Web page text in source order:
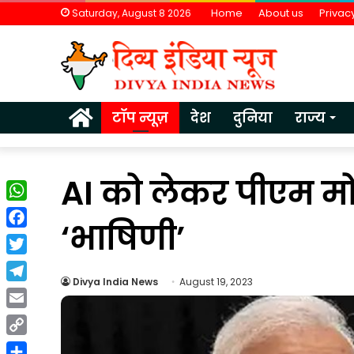
Saturday, August 8 2026 Home About us
Homeटॉप न्यूज़ देश दुनिया राज्य
AI को लेकर पीएम
‘भाषिणी’
Divya India News August 19, 2023
WhatsApp
Facebook
Twitter
Telegram
Email
Copy